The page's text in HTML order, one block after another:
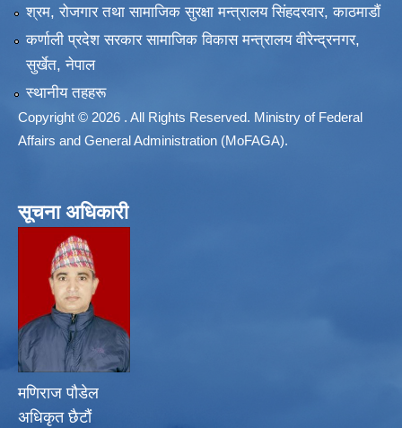
श्रम, रोजगार तथा सामाजिक सुरक्षा मन्त्रालय सिंहदरवार, काठमाडाैं
कर्णाली प्रदेश सरकार सामाजिक विकास मन्त्रालय वीरेन्द्रनगर,
सुर्खेत, नेपाल
स्थानीय तहहरू
Copyright © 2026 . All Rights Reserved. Ministry of Federal
Affairs and General Administration (MoFAGA).
सूचना अधिकारी
मणिराज पौडेल
अधिकृत छैटौं